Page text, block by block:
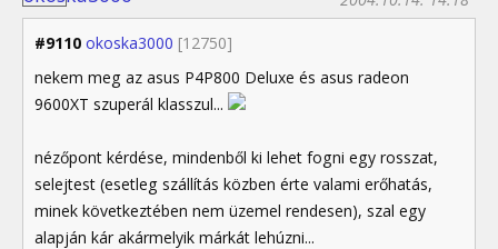
#9110 okoska3000 [12750]
nekem meg az asus P4P800 Deluxe és asus radeon
9600XT szuperál klasszul...
nézőpont kérdése, mindenből ki lehet fogni egy rosszat,
selejtest (esetleg szállítás közben érte valami erőhatás,
minek következtében nem üzemel rendesen), szal egy
alapján kár akármelyik márkát lehúzni...